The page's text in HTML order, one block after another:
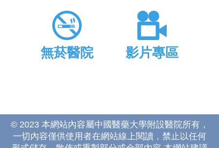
無菸醫院 影片專區
© 2023 本網站內容屬中國醫藥大學附設醫院所有，
一切內容僅供使用者在網站線上閱讀，禁止以任何